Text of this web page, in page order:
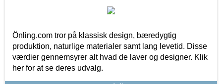
Önling.com tror på klassisk design, bæredygtig
produktion, naturlige materialer samt lang levetid. Disse
værdier gennemsyrer alt hvad de laver og designer. Klik
her for at se deres udvalg.